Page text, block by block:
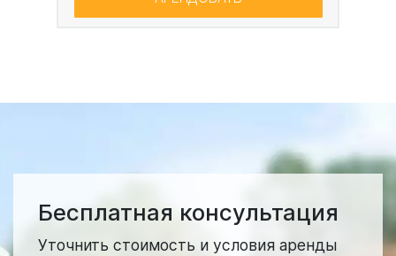
Бесплатная консультация
Уточнить стоимость и условия аренды